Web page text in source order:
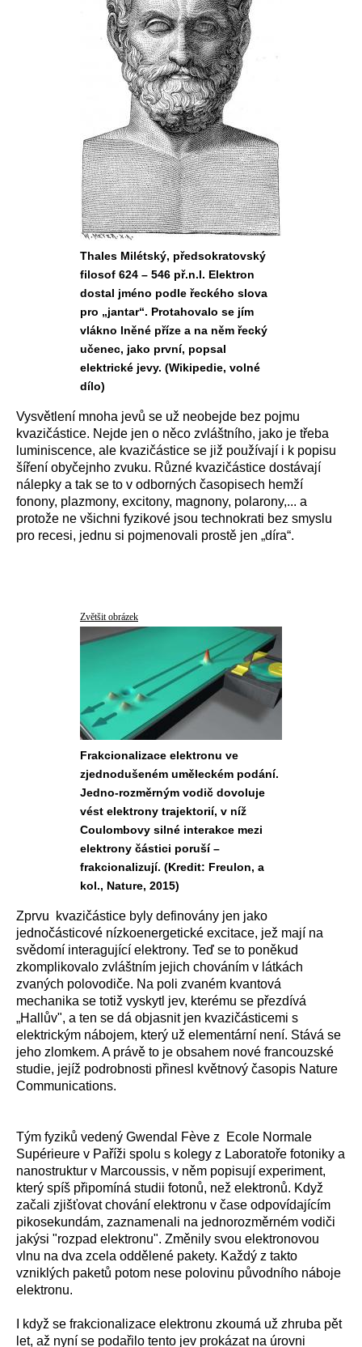
Thales Milétský, předsokratovský
filosof 624 – 546 př.n.l. Elektron
dostal jméno podle řeckého slova
pro „jantar“. Protahovalo se jím
vlákno lněné příze a na něm řecký
učenec, jako první, popsal
elektrické jevy. (Wikipedie, volné
dílo)
Vysvětlení mnoha jevů se už neobejde bez pojmu
kvazičástice. Nejde jen o něco zvláštního, jako je třeba
luminiscence, ale kvazičástice se již používají i k popisu
šíření obyčejnho zvuku. Různé kvazičástice dostávají
nálepky a tak se to v odborných časopisech hemží
fonony, plazmony, excitony, magnony, polarony,... a
protože ne všichni fyzikové jsou technokrati bez smyslu
pro recesi, jednu si pojmenovali prostě jen „díra“.
Zvětšit obrázek
Frakcionalizace elektronu ve
zjednodušeném uměleckém podání.
Jedno-rozměrným vodič dovoluje
vést elektrony trajektorií, v níž
Coulombovy silné interakce mezi
elektrony částici poruší –
frakcionalizují. (Kredit: Freulon, a
kol., Nature, 2015)
Zprvu kvazičástice byly definovány jen jako
jednočásticové nízkoenergetické excitace, jež mají na
svědomí interagující elektrony. Teď se to poněkud
zkomplikovalo zvláštním jejich chováním v látkách
zvaných polovodiče. Na poli zvaném kvantová
mechanika se totiž vyskytl jev, kterému se přezdívá
„Hallův", a ten se dá objasnit jen kvazičásticemi s
elektrickým nábojem, který už elementární není. Stává se
jeho zlomkem. A právě to je obsahem nové francouzské
studie, jejíž podrobnosti přinesl květnový časopis Nature
Communications.
Tým fyziků vedený Gwendal Fève z Ecole Normale
Supérieure v Paříži spolu s kolegy z Laboratoře fotoniky a
nanostruktur v Marcoussis, v něm popisují experiment,
který spíš připomíná studii fotonů, než elektronů. Když
začali zjišťovat chování elektronu v čase odpovídajícím
pikosekundám, zaznamenali na jednorozměrném vodiči
jakýsi "rozpad elektronu". Změnily svou elektronovou
vlnu na dva zcela oddělené pakety. Každý z takto
vzniklých paketů potom nese polovinu původního náboje
elektronu.
I když se frakcionalizace elektronu zkoumá už zhruba pět
let, až nyní se podařilo tento jev prokázat na úrovni